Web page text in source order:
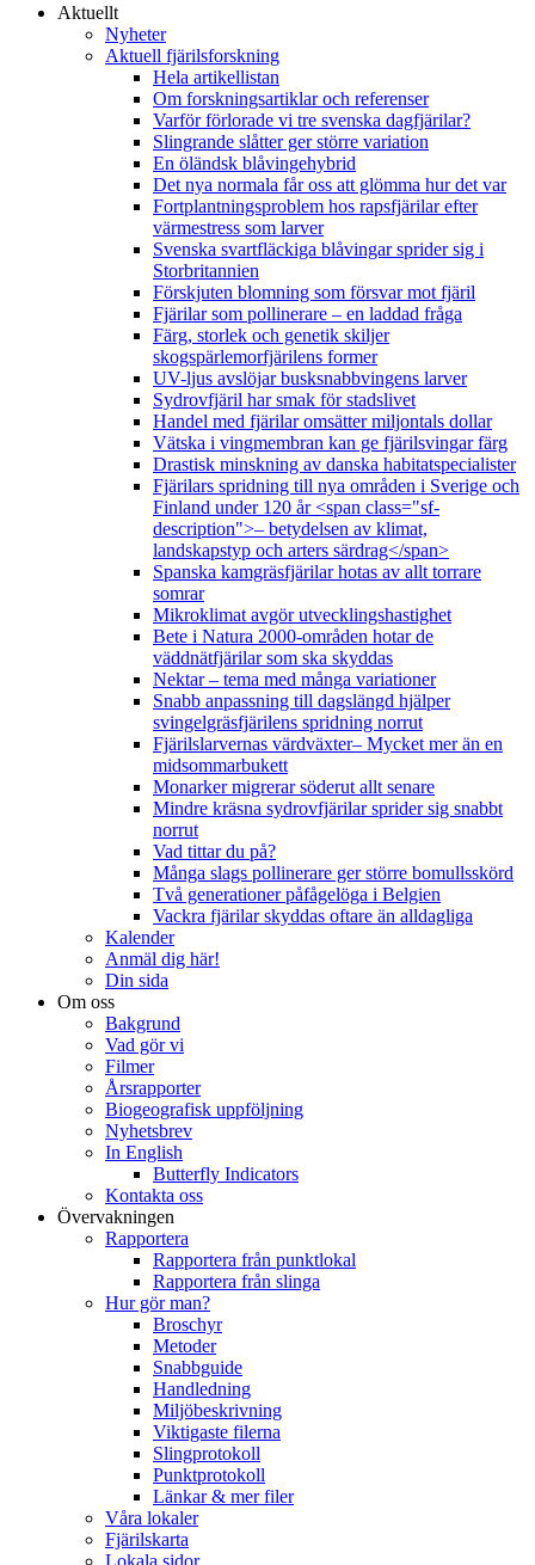
Aktuellt
Nyheter
Aktuell fjärilsforskning
Hela artikellistan
Om forskningsartiklar och referenser
Varför förlorade vi tre svenska dagfjärilar?
Slingrande slåtter ger större variation
En öländsk blåvingehybrid
Det nya normala får oss att glömma hur det var
Fortplantningsproblem hos rapsfjärilar efter
värmestress som larver
Svenska svartfläckiga blåvingar sprider sig i
Storbritannien
Förskjuten blomning som försvar mot fjäril
Fjärilar som pollinerare – en laddad fråga
Färg, storlek och genetik skiljer
skogspärlemorfjärilens former
UV-ljus avslöjar busksnabbvingens larver
Sydrovfjäril har smak för stadslivet
Handel med fjärilar omsätter miljontals dollar
Vätska i vingmembran kan ge fjärilsvingar färg
Drastisk minskning av danska habitatspecialister
Fjärilars spridning till nya områden i Sverige och
Finland under 120 år <span class="sf-
description">– betydelsen av klimat,
landskapstyp och arters särdrag</span>
Spanska kamgräsfjärilar hotas av allt torrare
somrar
Mikroklimat avgör utvecklingshastighet
Bete i Natura 2000-områden hotar de
väddnätfjärilar som ska skyddas
Nektar – tema med många variationer
Snabb anpassning till dagslängd hjälper
svingelgräsfjärilens spridning norrut
Fjärilslarvernas värdväxter– Mycket mer än en
midsommarbukett
Monarker migrerar söderut allt senare
Mindre kräsna sydrovfjärilar sprider sig snabbt
norrut
Vad tittar du på?
Många slags pollinerare ger större bomullsskörd
Två generationer påfågelöga i Belgien
Vackra fjärilar skyddas oftare än alldagliga
Kalender
Anmäl dig här!
Din sida
Om oss
Bakgrund
Vad gör vi
Filmer
Årsrapporter
Biogeografisk uppföljning
Nyhetsbrev
In English
Butterfly Indicators
Kontakta oss
Övervakningen
Rapportera
Rapportera från punktlokal
Rapportera från slinga
Hur gör man?
Broschyr
Metoder
Snabbguide
Handledning
Miljöbeskrivning
Viktigaste filerna
Slingprotokoll
Punktprotokoll
Länkar & mer filer
Våra lokaler
Fjärilskarta
Lokala sidor